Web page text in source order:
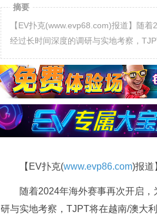
摘要
【EV扑克(www.evp68.com)报道】随
经过长时间深度的调研与实地考察，
【EV扑克(www.evp86.com)报道
随着2024年海外赛事再次开启
研与实地考察，TJPT将在越南/澳大